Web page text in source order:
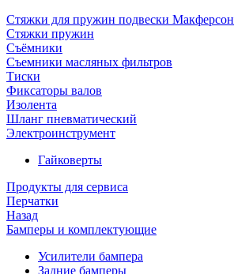
Стяжки для пружин подвески Макферсон
Стяжки пружин
Съёмники
Съемники масляных фильтров
Тиски
Фиксаторы валов
Изолента
Шланг пневматический
Электроинструмент
Гайковерты
Продукты для сервиса
Перчатки
Назад
Бамперы и комплектующие
Усилители бампера
Задние бамперы